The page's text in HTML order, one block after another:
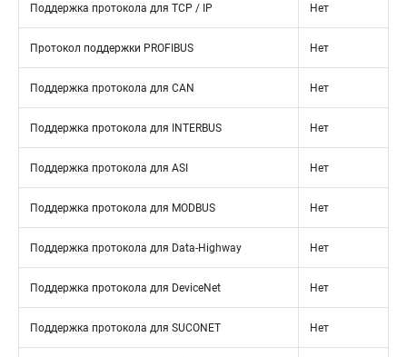
Поддержка протокола для TCP / IP Нет
Протокол поддержки PROFIBUS Нет
Поддержка протокола для CAN Нет
Поддержка протокола для INTERBUS Нет
Поддержка протокола для ASI Нет
Поддержка протокола для MODBUS Нет
Поддержка протокола для Data-Highway Нет
Поддержка протокола для DeviceNet Нет
Поддержка протокола для SUCONET Нет